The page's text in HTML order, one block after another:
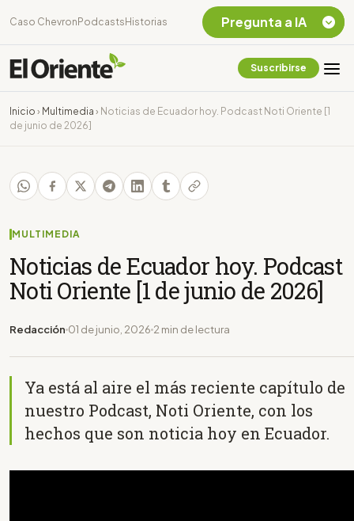
Caso Chevron Podcasts Historias
Suscribirse
Inicio › Multimedia › Noticias de Ecuador hoy. Podcast Noti Oriente [1
de junio de 2026]
MULTIMEDIA
Noticias de Ecuador hoy. Podcast
Noti Oriente [1 de junio de 2026]
Redacción 01 de junio, 2026 2 min de lectura
Ya está al aire el más reciente capítulo de
nuestro Podcast, Noti Oriente, con los
hechos que son noticia hoy en Ecuador.
Pregunta a IA
Chevron Ecuador